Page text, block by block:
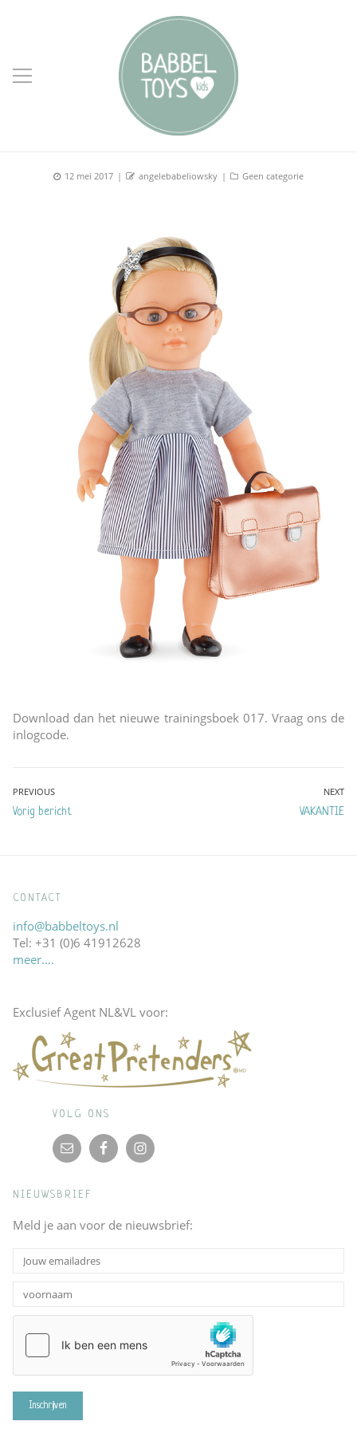
Posted
12 mei 2017 Author
angelebabeliowsky Categories
Geen categorie
Download dan het nieuwe trainingsboek 017. Vraag ons de
inlogcode.
Bericht
navigatie
PREVIOUS
Previous
Vorig bericht
NEXT
Next
VAKANTIE
CONTACT
info@babbeltoys.nl
Tel: +31 (0)6 41912628
meer….
Exclusief Agent NL&VL voor:
VOLG ONS
NIEUWSBRIEF
Meld je aan voor de nieuwsbrief: